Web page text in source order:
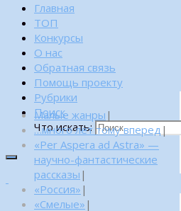
Главная
ТОП
Конкурсы
О нас
Обратная связь
Помощь проекту
Рубрики
Поиск
Что искать:
Малые жанры |
…много лет тому вперед |
«Per Aspera ad Astra» —
научно-фантастические
рассказы |
«Россия» |
«Смелые» |